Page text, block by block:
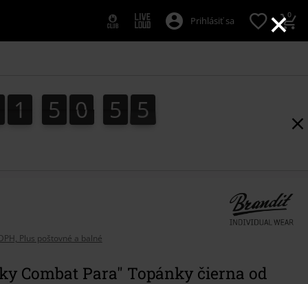
×
Prihlásiť sa 0
1
1 5
5 0
1
0 5
0
5 4
5
4
Plus poštovné a balné
Combat Para" Topánky čierna od